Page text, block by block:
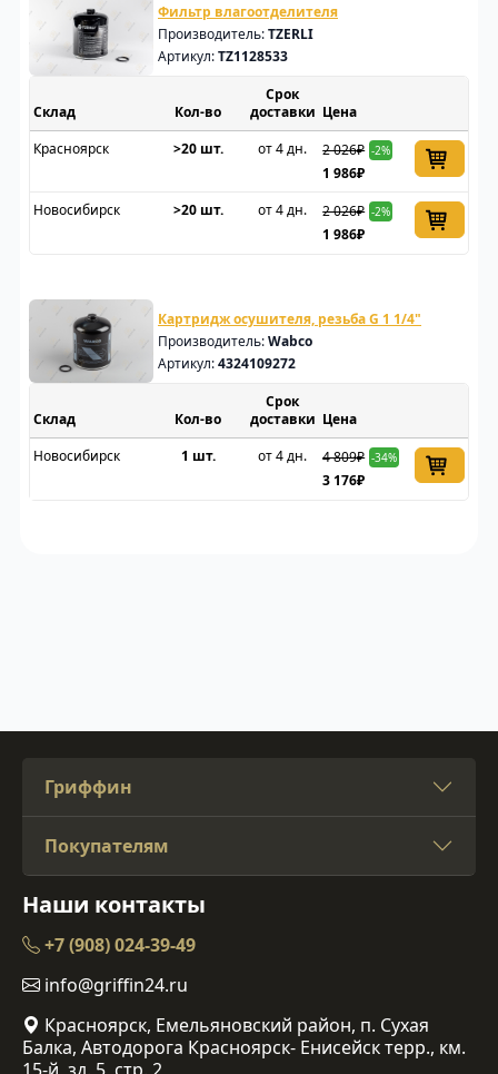
Фильтр влагоотделителя
Производитель:TZERLI
Артикул:TZ1128533
Склад
Срок
доставки Цена
Красноярск
>20 шт. от 4 дн. 2 026₽ -2%
1 986₽
Новосибирск
>20 шт. от 4 дн. 2 026₽ -2%
1 986₽
Картридж осушителя, резьба G 1 1/4"
Производитель:Wabco
Артикул:4324109272
Склад
Срок
доставки Цена
Новосибирск
1 шт. от 4 дн. 4 809₽ -34%
3 176₽
Гриффин
Покупателям
Наши контакты
+7 (908) 024-39-49
info@griffin24.ru
Красноярск, Емельяновский район, п. Сухая
Балка, Автодорога Красноярск- Енисейск терр., км.